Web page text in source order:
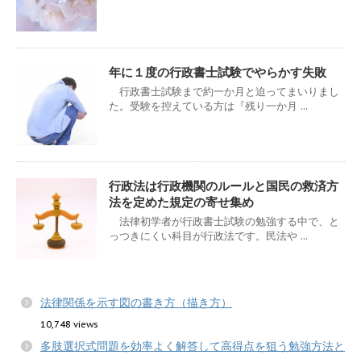
年に１度の行政書士試験でやらかす失敗
行政書士試験まで約一か月と迫ってまいりまし
た。受験を控えている方は『残り一か月 ...
行政法は行政機関のルールと国民の救済方
法を定めた規定の寄せ集め
法律初学者が行政書士試験の勉強する中で、と
っつきにくい科目が行政法です。民法や ...
法律関係を示す図の書き方（描き方）
10,748 views
多肢選択式問題を効率よく解答して高得点を狙う勉強方法と